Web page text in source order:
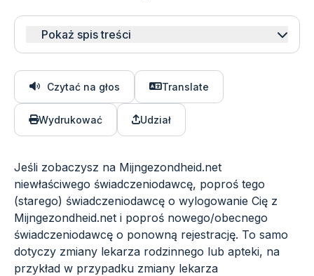
Pokaż spis treści
Czytać na głos Translate
Wydrukować Udział
Jeśli zobaczysz na Mijngezondheid.net
niewłaściwego świadczeniodawcę, poproś tego
(starego) świadczeniodawcę o wylogowanie Cię z
Mijngezondheid.net i poproś nowego/obecnego
świadczeniodawcę o ponowną rejestrację. To samo
dotyczy zmiany lekarza rodzinnego lub apteki, na
przykład w przypadku zmiany lekarza